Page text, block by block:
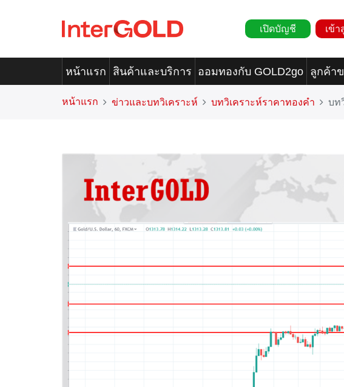
เปิดบัญชี เข้า
หน้าแรก สินค้าและบริการ ออมทองกับ GOLD2go ลูกค้าข
หน้าแรก ข่าวและบทวิเคราะห์ บทวิเคราะห์ราคาทองคำ บท